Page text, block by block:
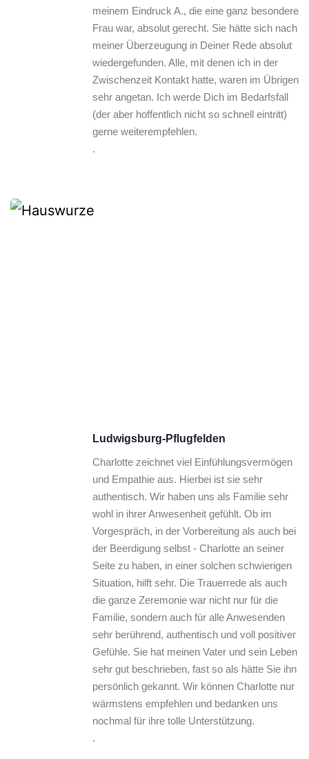
meinem Eindruck A., die eine ganz besondere
Frau war, absolut gerecht. Sie hätte sich nach
meiner Überzeugung in Deiner Rede absolut
wiedergefunden. Alle, mit denen ich in der
Zwischenzeit Kontakt hatte, waren im Übrigen
sehr angetan. Ich werde Dich im Bedarfsfall
(der aber hoffentlich nicht so schnell eintritt)
gerne weiterempfehlen.
.
Ludwigsburg-Pflugfelden
Charlotte zeichnet viel Einfühlungsvermögen
und Empathie aus. Hierbei ist sie sehr
authentisch. Wir haben uns als Familie sehr
wohl in ihrer Anwesenheit gefühlt. Ob im
Vorgespräch, in der Vorbereitung als auch bei
der Beerdigung selbst - Charlotte an seiner
Seite zu haben, in einer solchen schwierigen
Situation, hilft sehr. Die Trauerrede als auch
die ganze Zeremonie war nicht nur für die
Familie, sondern auch für alle Anwesenden
sehr berührend, authentisch und voll positiver
Gefühle. Sie hat meinen Vater und sein Leben
sehr gut beschrieben, fast so als hätte Sie ihn
persönlich gekannt. Wir können Charlotte nur
wärmstens empfehlen und bedanken uns
nochmal für ihre tolle Unterstützung.
.